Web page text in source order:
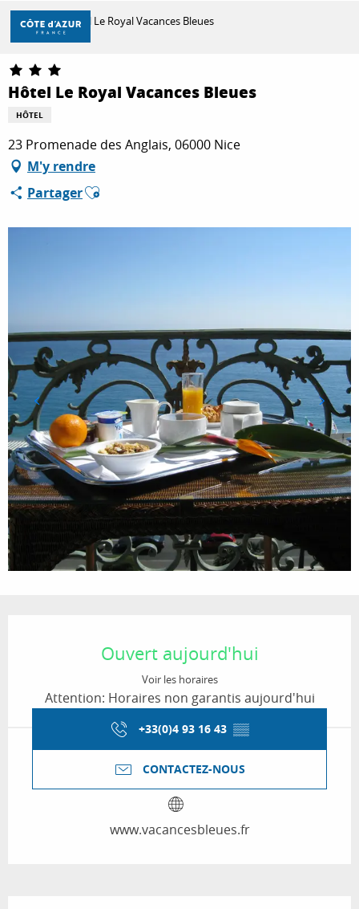
Aller
contenu
principal
DÉCOUVRIR
À FAIRE
SÉJOURNER
Accueil Hôtel Le Royal Vacances Bleues
Hôtel Le Royal Vacances Bleues
HÔTEL
23 Promenade des Anglais, 06000 Nice
M'y rendre
PartagerAjouter aux favoris
Ouvert aujourd'hui
Voir les horaires
Attention: Horaires non garantis aujourd'hui
+33(0)4 93 16 43 ▒▒
CONTACTEZ-NOUS
www.vacancesbleues.fr